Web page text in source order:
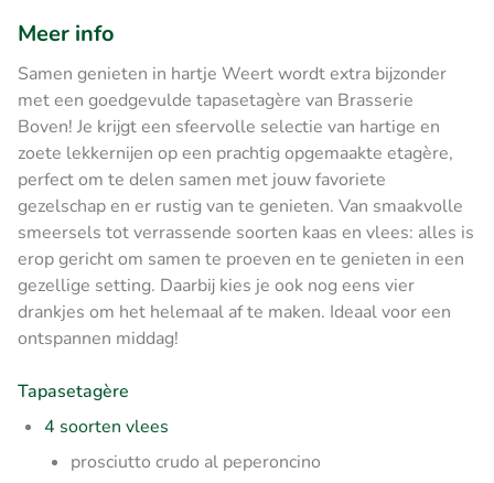
Meer info
Samen genieten in hartje Weert wordt extra bijzonder
met een goedgevulde tapasetagère van Brasserie
Boven! Je krijgt een sfeervolle selectie van hartige en
zoete lekkernijen op een prachtig opgemaakte etagère,
perfect om te delen samen met jouw favoriete
gezelschap en er rustig van te genieten. Van smaakvolle
smeersels tot verrassende soorten kaas en vlees: alles is
erop gericht om samen te proeven en te genieten in een
gezellige setting. Daarbij kies je ook nog eens vier
drankjes om het helemaal af te maken. Ideaal voor een
ontspannen middag!
Tapasetagère
4 soorten vlees
prosciutto crudo al peperoncino